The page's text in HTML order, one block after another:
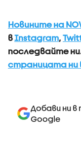
Новините на
вInstagram,
последвайте
страницата ни
Добави ни в
Google